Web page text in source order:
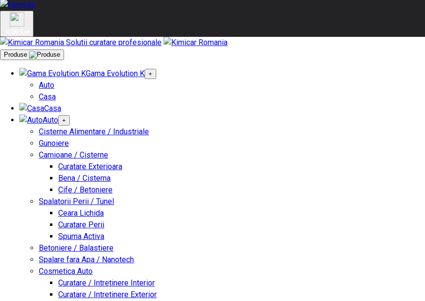
Produse
Gama Evolution K +
Auto
Casa
Casa
Auto +
Cisterne Alimentare / Industriale
Gunoiere
Camioane / Cisterne
Curatare Exterioara
Bena / Cisterna
Cife / Betoniere
Spalatorii Perii / Tunel
Ceara Lichida
Curatare Perii
Spuma Activa
Betoniere / Balastiere
Spalare fara Apa / Nanotech
Cosmetica Auto
Curatare / Intretinere Interior
Curatare / Intretinere Exterior